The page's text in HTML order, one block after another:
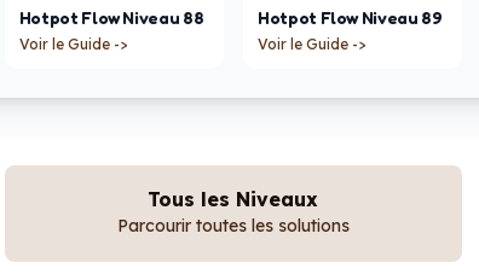
Hotpot FlowNiveau 88
Voir le Guide ->
Hotpot Flow Niveau 89
Voir le Guide ->
Tous les Niveaux
Parcourir toutes les solutions